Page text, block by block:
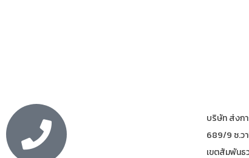
บริษัท ส่งก
689/9 ซ.ว
เขตสัมพันธ